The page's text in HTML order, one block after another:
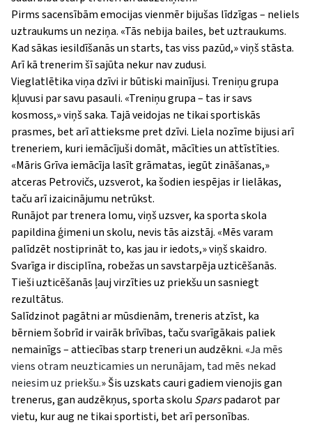
Pirms sacensībām emocijas vienmēr bijušas līdzīgas – neliels
uztraukums un neziņa. «Tās nebija bailes, bet uztraukums.
Kad sākas iesildīšanās un starts, tas viss pazūd,»viņš stāsta.
Arī kā trenerim šī sajūta nekur nav zudusi.
Vieglatlētika viņa dzīvi ir būtiski mainījusi. Treniņu grupa
kļuvusi par savu pasauli. «Treniņu grupa – tas ir savs
kosmoss,»viņš saka. Tajā veidojas ne tikai sportiskās
prasmes, bet arī attieksme pret dzīvi. Liela nozīme bijusi arī
treneriem, kuri iemācījuši domāt, mācīties un attīstīties.
«MārisGrīva iemācīja lasīt grāmatas, iegūt zināšanas,»
atceras Petrovičs, uzsverot, ka šodien iespējas ir lielākas,
taču arī izaicinājumu netrūkst.
Runājot par trenera lomu, viņš uzsver, ka sporta skola
papildina ģimeni un skolu, nevis tās aizstāj. «Mēs varam
palīdzēt nostiprināt to, kas jau ir iedots,»viņš skaidro.
Svarīga ir disciplīna, robežas un savstarpēja uzticēšanās.
Tieši uzticēšanās ļauj virzīties uz priekšu un sasniegt
rezultātus.
Salīdzinot pagātni ar mūsdienām, treneris atzīst, ka
bērniem šobrīd ir vairāk brīvības, taču svarīgākais paliek
nemainīgs – attiecības starp treneri un audzēkni. «Ja mēs
viens otram neuzticamies un nerunājam, tad mēs nekad
neiesim uz priekšu.»Šis uzskats cauri gadiem vienojis gan
trenerus, gan audzēkņus, sporta skolu Sparspadarot par
vietu, kur aug ne tikai sportisti, bet arī personības.